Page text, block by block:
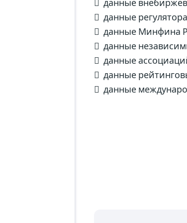
 данные
 данные Минфина
 данные
 данные
 данные
 данные